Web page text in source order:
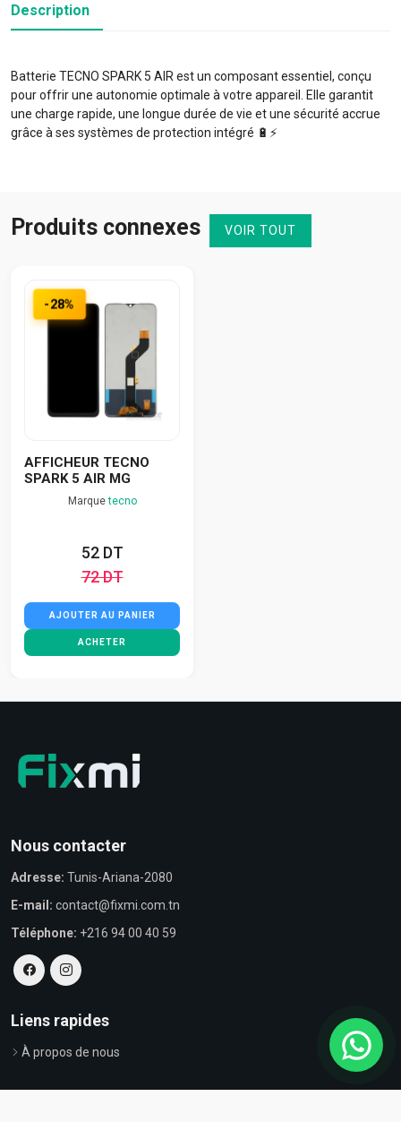
Description
Batterie TECNO SPARK 5 AIR est un composant essentiel, conçu
pour offrir une autonomie optimale à votre appareil. Elle garantit
une charge rapide, une longue durée de vie et une sécurité accrue
grâce à ses systèmes de protection intégré 🔋⚡️
Produits connexes VOIR TOUT
-28%
AFFICHEUR TECNO
SPARK 5 AIR MG
Marquetecno
52 DT
72 DT
AJOUTER AU PANIER
ACHETER
Nous contacter
Adresse: Tunis-Ariana-2080
E-mail: contact@fixmi.com.tn
Téléphone: +216 94 00 40 59
Liens rapides
À propos de nous